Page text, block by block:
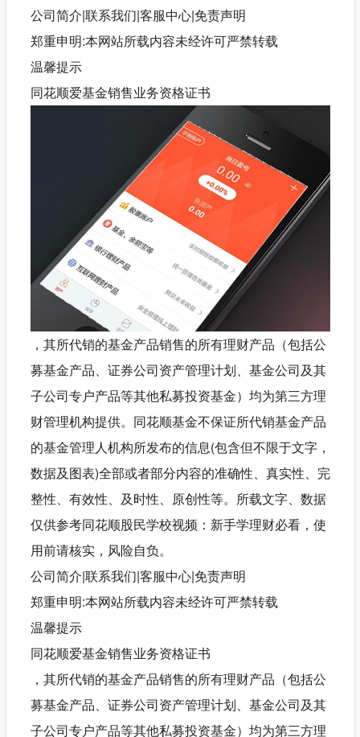
公司简介|联系我们|客服中心|免责声明
郑重申明:本网站所载内容未经许可严禁转载
温馨提示
同花顺爱基金销售业务资格证书
，其所代销的基金产品销售的所有理财产品（包括公
募基金产品、证券公司资产管理计划、基金公司及其
子公司专户产品等其他私募投资基金）均为第三方理
财管理机构提供。同花顺基金不保证所代销基金产品
的基金管理人机构所发布的信息(包含但不限于文字，
数据及图表)全部或者部分内容的准确性、真实性、完
整性、有效性、及时性、原创性等。所载文字、数据
仅供参考同花顺股民学校视频：新手学理财必看，使
用前请核实，风险自负。
公司简介|联系我们|客服中心|免责声明
郑重申明:本网站所载内容未经许可严禁转载
温馨提示
同花顺爱基金销售业务资格证书
，其所代销的基金产品销售的所有理财产品（包括公
募基金产品、证券公司资产管理计划、基金公司及其
子公司专户产品等其他私募投资基金）均为第三方理